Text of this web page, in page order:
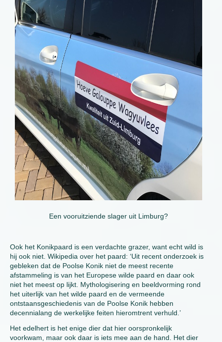
Een vooruitziende slager uit Limburg?
Ook het Konikpaard is een verdachte grazer, want echt wild is
hij ook niet. Wikipedia over het paard: ‘Uit recent onderzoek is
gebleken dat de Poolse Konik niet de meest recente
afstammeling is van het Europese wilde paard en daar ook
niet het meest op lijkt. Mythologisering en beeldvorming rond
het uiterlijk van het wilde paard en de vermeende
ontstaansgeschiedenis van de Poolse Konik hebben
decennialang de werkelijke feiten hieromtrent verhuld.’
Het edelhert is het enige dier dat hier oorspronkelijk
voorkwam, maar ook daar is iets mee aan de hand. Het dier